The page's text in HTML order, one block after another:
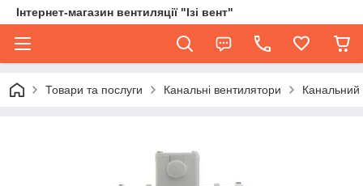
Інтернет-магазин вентиляції "Ізі вент"
Товари та послуги Канальні вентилятори Канальний